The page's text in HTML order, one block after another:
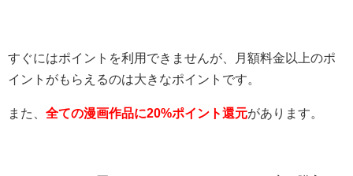
すぐにはポイントを利用できませんが、月額料金以上のポ
イントがもらえるのは大きなポイントです。
また、 全ての漫画作品に20%ポイント還元があります。